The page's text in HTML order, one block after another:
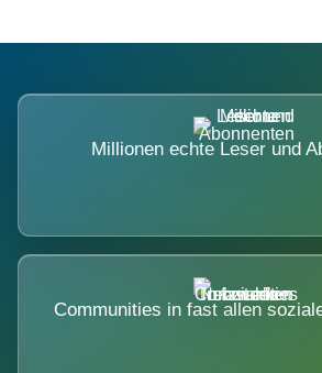
Millionen echte Leser und
Communities in fast allen